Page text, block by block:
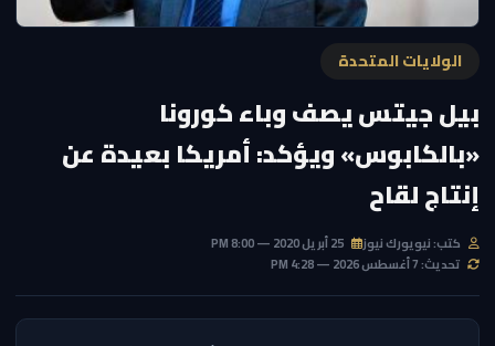
الولايات المتحدة
بيل جيتس يصف وباء كورونا
«بالكابوس» ويؤكد: أمريكا بعيدة عن
إنتاج لقاح
كتب: نيويورك نيوز
تحديث: 7 أغسطس 2026 — 4:28 PM